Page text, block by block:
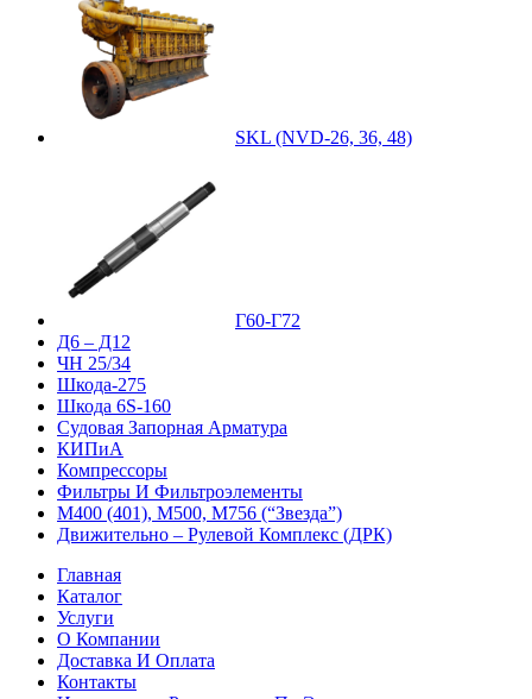
SKL (NVD-26, 36, 48)
Г60-Г72
Д6 – Д12
ЧН 25/34
Шкода-275
Шкода 6S-160
Судовая Запорная Арматура
КИПиА
Компрессоры
Фильтры И Фильтроэлементы
М400 (401), М500, М756 (“Звезда”)
Движительно – Рулевой Комплекс (ДРК)
Главная
Каталог
Услуги
О Компании
Доставка И Оплата
Контакты